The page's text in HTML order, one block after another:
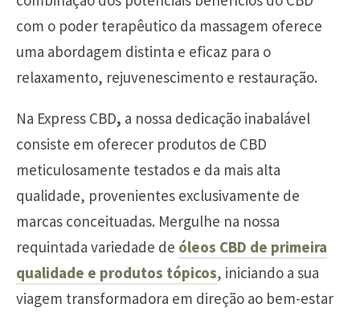
com o poder terapêutico da massagem oferece
uma abordagem distinta e eficaz para o
relaxamento, rejuvenescimento e restauração.
Na Express CBD, a nossa dedicação inabalável
consiste em oferecer produtos de CBD
meticulosamente testados e da mais alta
qualidade, provenientes exclusivamente de
marcas conceituadas. Mergulhe na nossa
requintada variedade de óleos CBD de primeira
qualidade e produtos tópicos, iniciando a sua
viagem transformadora em direção ao bem-estar